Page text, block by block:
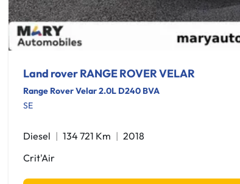
Land rover RANGE ROVER VELAR
Range Rover Velar 2.0L D240 BVA
SE
Diesel 134 721 Km
2018
Crit'Air